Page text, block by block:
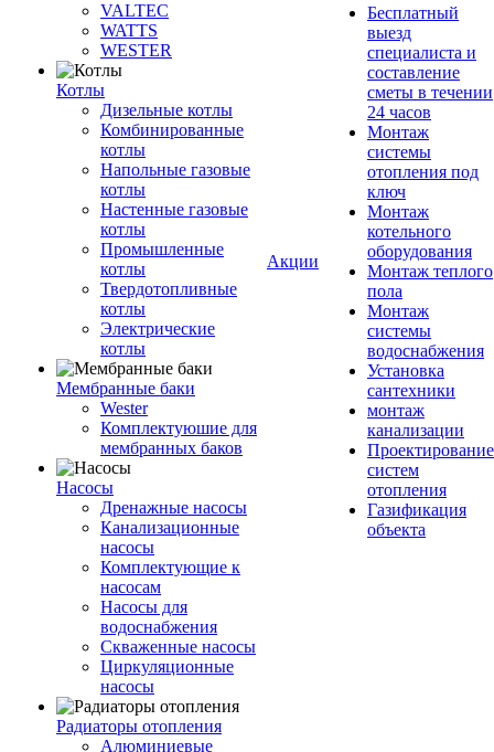
VALTEC
WATTS
WESTER
Котлы
Дизельные котлы
Комбинированные
котлы
Напольные газовые
котлы
Настенные газовые
котлы
Промышленные
котлы
Твердотопливные
котлы
Электрические
котлы
Мембранные баки
Wester
Комплектуюшие для
мембранных баков
Насосы
Дренажные насосы
Канализационные
насосы
Комплектующие к
насосам
Насосы для
водоснабжения
Скваженные насосы
Циркуляционные
насосы
Радиаторы отопления
Алюминиевые
Акции
Бесплатный
выезд
специалиста и
составление
сметы в течении
24 часов
Монтаж
системы
отопления под
ключ
Монтаж
котельного
оборудования
Монтаж теплого
пола
Монтаж
системы
водоснабжения
Установка
сантехники
монтаж
канализации
Проектирование
систем
отопления
Газификация
объекта